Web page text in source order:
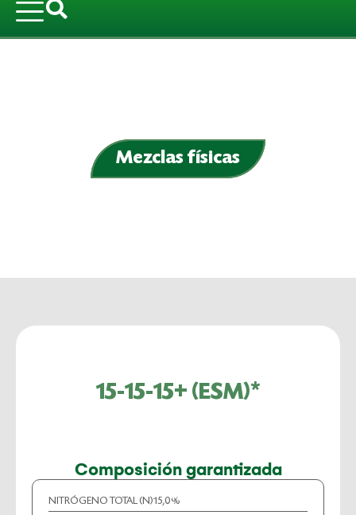
Mezclas físicas
15-15-15+ (ESM)*
Composición garantizada
NITRÓGENO TOTAL (N)15,0%